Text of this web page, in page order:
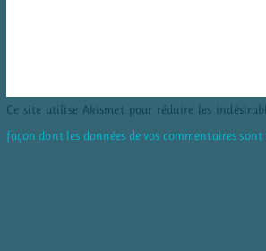
Ce site utilise Akismet pour réduire les
façon dont les données de vos commentaires